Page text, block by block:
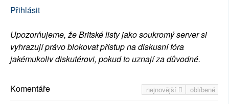
Přihlásit
Upozorňujeme, že Britské listy jako soukromý server si
vyhrazují právo blokovat přístup na diskusní fóra
jakémukoliv diskutérovi, pokud to uznají za důvodné.
nejnovější oblíbené
Komentáře